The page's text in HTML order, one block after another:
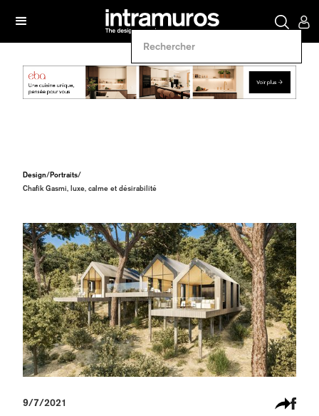
Design/Portraits/
Chafik Gasmi, luxe, calme et désirabilité
9/7/2021